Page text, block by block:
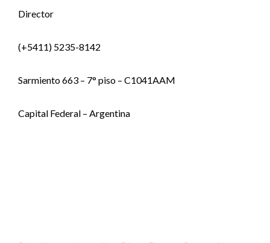
Director
(+5411) 5235-8142
Sarmiento 663 – 7° piso – C1041AAM
Capital Federal – Argentina